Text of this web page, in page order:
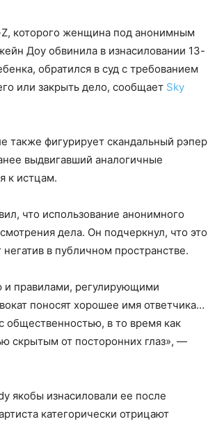
которого женщина под анонимным
Доу обвинила в изнасиловании 13-
обратился в суд с требованием
или закрыть дело, сообщает Sky
также фигурирует скандальный рэпер
выдвигавший аналогичные
к истцам.
что использование анонимного
дела. Он подчеркнул, что это
в публичном пространстве.
и правилами, регулирующими
поносят хорошее имя ответчика…
общественностью, в то время как
скрытым от посторонних глаз», —
якобы изнасиловали ее после
категорически отрицают